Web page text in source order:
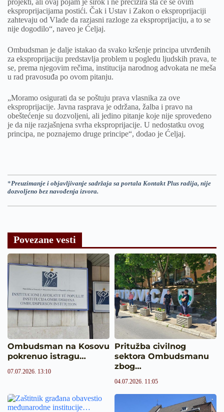
projekti, ali ovaj pojam je širok i ne precizira šta će se ovim
eksproprijacijama postići. Čak i Ustav i Zakon o eksproprijaciji
zahtevaju od Vlade da razjasni razloge za eksproprijaciju, a to se
nije dogodilo“, naveo je Ćeljaj.
Ombudsman je dalje istakao da svako kršenje principa utvrđenih
za eksproprijaciju predstavlja problem u pogledu ljudskih prava, te
se, prema njegovim rečima, institucija narodnog advokata ne meša
u rad pravosuđa po ovom pitanju.
„Moramo osigurati da se poštuju prava vlasnika za ove
eksproprijacije. Javna rasprava je održana, žalba i pravo na
obeštećenje su dozvoljeni, ali jedino pitanje koje nije sprovedeno
je da nije razjašnjena svrha eksproprijacije. U nedostatku ovog
principa, ne poznajemo druge principe“, dodao je Ćeljaj.
*Preuzimanje i objavljivanje sadržaja sa portala Kontakt Plus radija, nije
dozvoljeno bez navođenja izvora.
Povezane vesti
Ombudsman na Kosovu
pokrenuo istragu…
07.07.2026. 13:10
Pritužba civilnog
sektora Ombudsmanu
zbog…
04.07.2026. 11:05